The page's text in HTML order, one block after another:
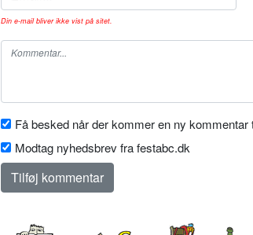
Din e-mail bliver ikke vist på sitet.
Få besked når der kommer en ny kommentar
Modtag nyhedsbrev fra festabc.dk